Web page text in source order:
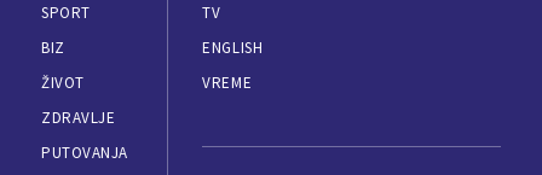
SPORT
BIZ
ŽIVOT
ZDRAVLJE
PUTOVANJA
TV
ENGLISH
VREME